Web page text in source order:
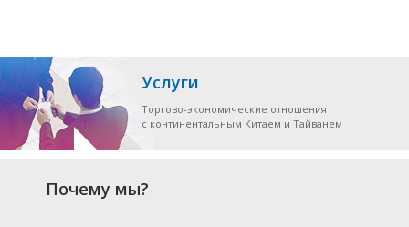
Услуги
Торгово-экономические отношения
с континентальным Китаем и Тайванем
Почему мы?